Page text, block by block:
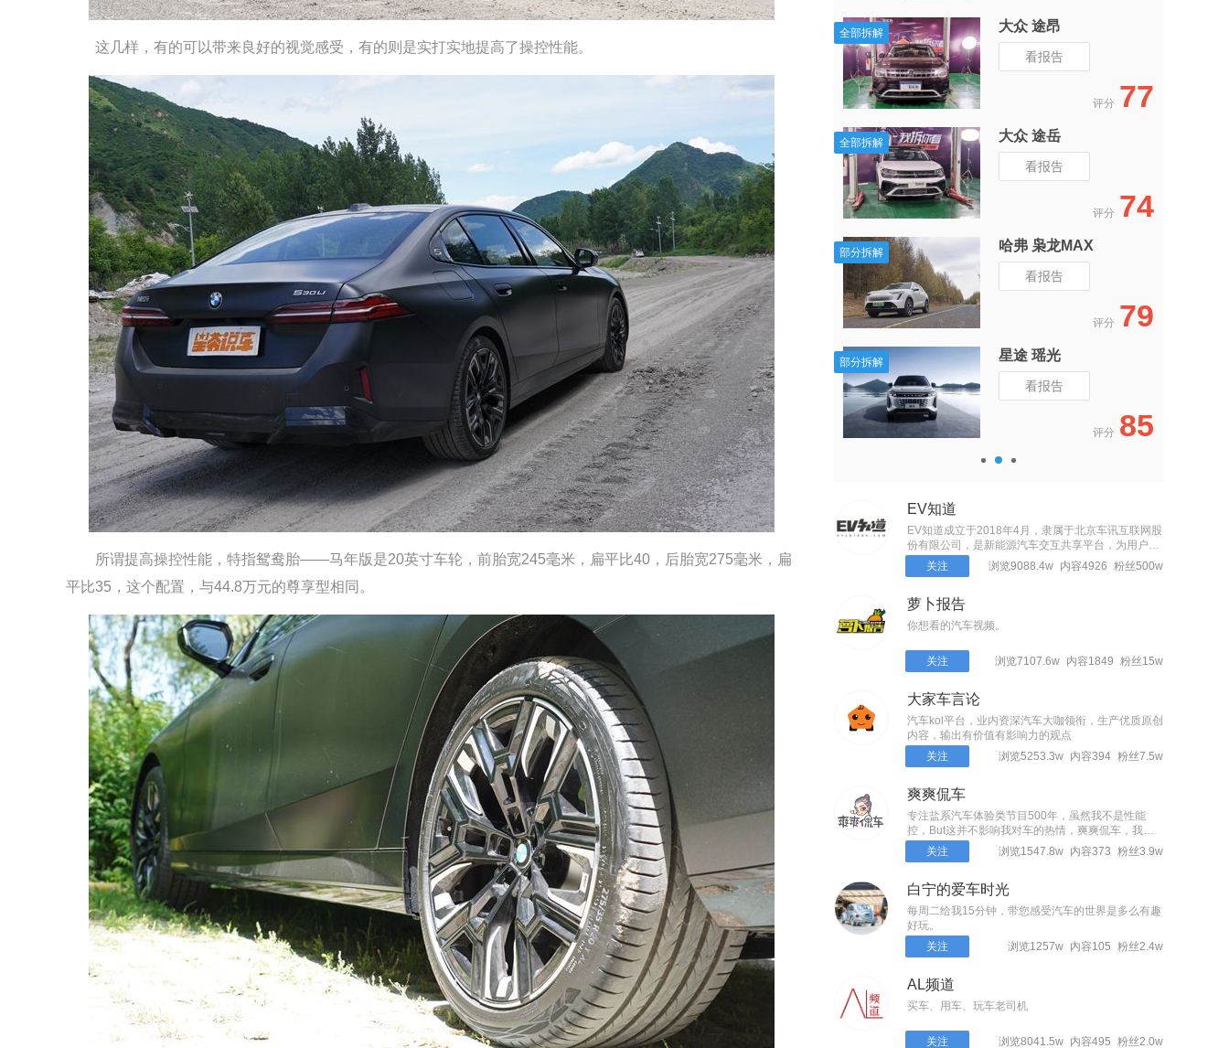
这几样，有的可以带来良好的视觉感受，有的则是实打实地提高了操控性能。
所谓提高操控性能，特指鸳鸯胎——马年版是20英寸车轮，前胎宽245毫米，扁平比40，后胎宽275毫米，扁
平比35，这个配置，与44.8万元的尊享型相同。
看报告
全部拆解 大众 朗逸
看报告
评分 67
部分拆解 吉利 银河L7
看报告
85
欧拉 欧拉闪电猫
看报告
评分 85
大众 途岳
看报告
评分
部分拆解 哈弗 枭龙MAX
看报告
部分拆解 星途 瑶光
看报告
评分
全部拆解 捷途 捷途大圣
看报告
评分 85
部分拆解 吉利 帝豪
看报告
评分 75
全部拆解 大众 凌渡L
看报告
评分 80
全部拆解 奥迪 奥迪Q2L
看报告
评分 68
EV知道
EV知道成立于2018年4月，隶属于北京车讯互联网股
份有限公司，是新能源汽车交互共享平台，为用户提
供看车、选车、买车、用车等全生命周期的全面、准
确、快捷的一站式服务。
关注 粉丝500w
内容4926
浏览9088.4w
萝卜报告
你想看的汽车视频。
关注 粉丝15w
内容1849
浏览7107.6w
大家车言论
汽车kol平台，业内资深汽车大咖领衔，生产优质原创
内容，输出有价值有影响力的观点
关注
粉丝7.5w
内容394
浏览5253.3w
爽爽侃车
专注盐系汽车体验类节目500年，虽然我不是性能
控，But这并不影响我对车的热情，爽爽侃车，我是
温爽～
关注 粉丝3.9w
内容373
浏览1547.8w
白宁的爱车时光
每周二给我15分钟，带您感受汽车的世界是多么有趣
好玩。
关注
粉丝2.4w
内容105
浏览1257w
AL频道
买车、用车、玩车老司机
关注 粉丝2.0w
内容495
浏览8041.5w